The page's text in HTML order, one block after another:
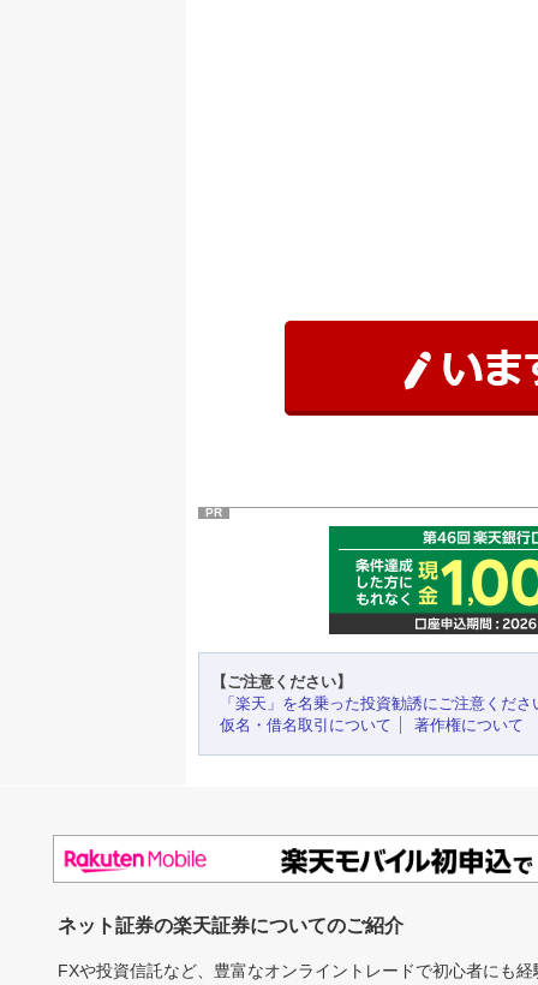
PR
【ご注意ください】
「楽天」を名乗った投資勧誘にご注意くださ
仮名・借名取引について
著作権について
ネット証券の楽天証券についてのご紹介
FXや投資信託など、豊富なオンライントレードで初心者にも